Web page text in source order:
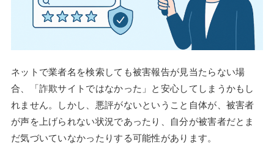
ネットで業者名を検索しても被害報告が見当たらない場
合、「詐欺サイトではなかった」と安心してしまうかもし
れません。しかし、悪評がないということ自体が、被害者
が声を上げられない状況であったり、自分が被害者だとま
だ気づいていなかったりする可能性があります。